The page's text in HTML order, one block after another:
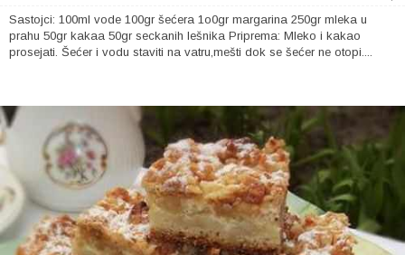
Sastojci: 100ml vode 100gr šećera 1o0gr margarina 250gr mleka u
prahu 50gr kakaa 50gr seckanih lešnika Priprema: Mleko i kakao
prosejati. Šećer i vodu staviti na vatru,mešti dok se šećer ne otopi....